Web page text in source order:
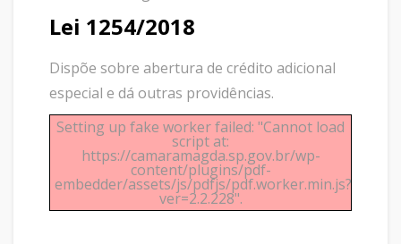
Lei 1254/2018
Dispõe sobre abertura de crédito adicional
especial e dá outras providências.
Setting up fake worker failed: "Cannot load
script at:
https://camaramagda.sp.gov.br/wp-
content/plugins/pdf-
embedder/assets/js/pdfjs/pdf.worker.min.js?
ver=2.2.228".